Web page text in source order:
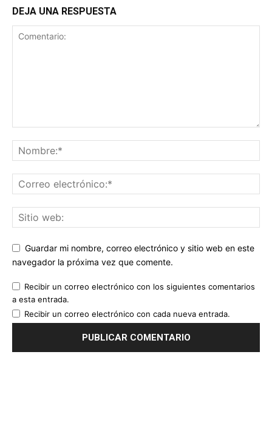
DEJA UNA RESPUESTA
Guardar mi nombre, correo electrónico y sitio web en este
navegador la próxima vez que comente.
Recibir un correo electrónico con los siguientes comentarios
a esta entrada.
Recibir un correo electrónico con cada nueva entrada.